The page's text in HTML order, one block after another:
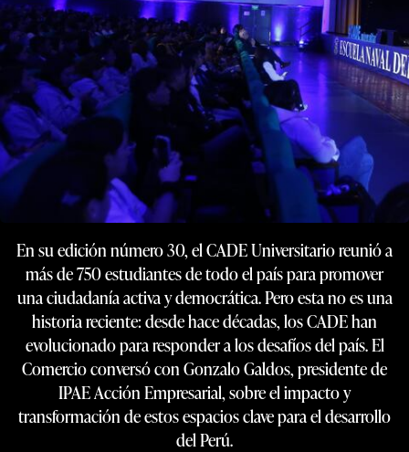
En su edición número 30, el CADE Universitario reunió a
más de 750 estudiantes de todo el país para promover
una ciudadanía activa y democrática. Pero esta no es una
historia reciente: desde hace décadas, los CADE han
evolucionado para responder a los desafíos del país. El
Comercio conversó con Gonzalo Galdos, presidente de
IPAE Acción Empresarial, sobre el impacto y
transformación de estos espacios clave para el desarrollo
del Perú.